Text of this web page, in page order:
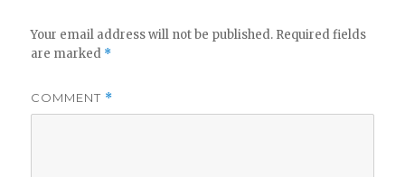
Your email address will not be published. Required fields
are marked *
COMMENT *